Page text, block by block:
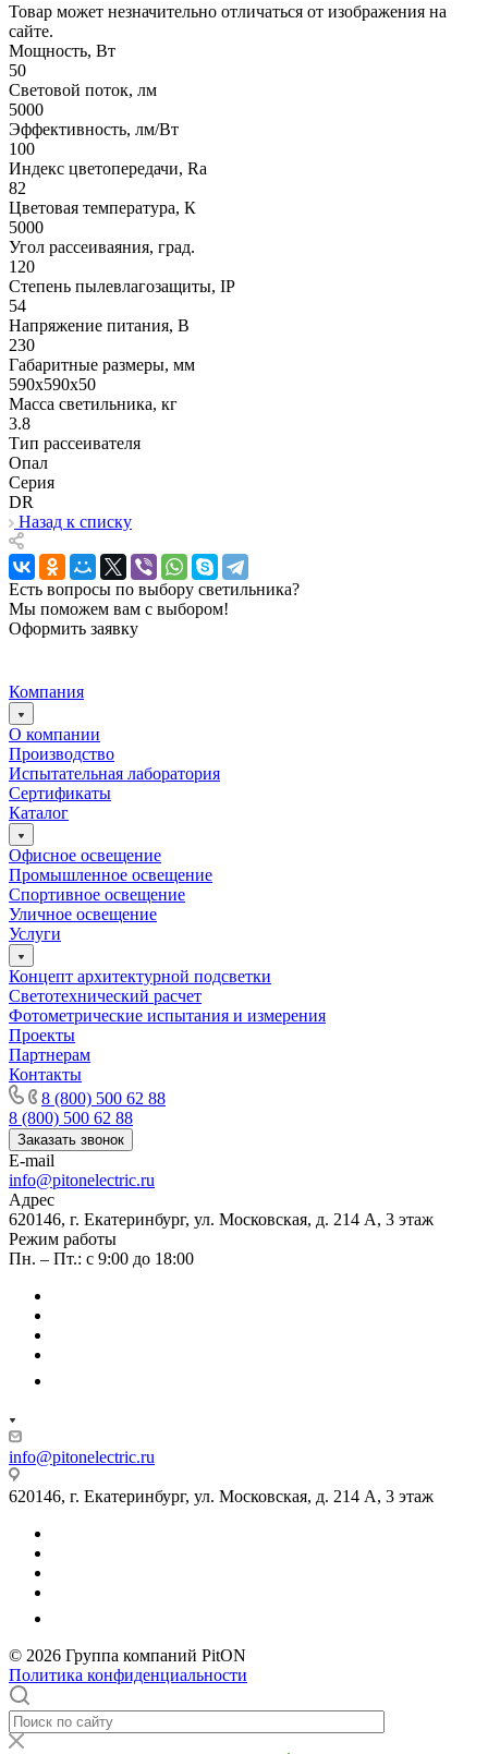
Товар может незначительно отличаться от изображения на
сайте.
Мощность, Вт
50
Световой поток, лм
5000
Эффективность, лм/Вт
100
Индекс цветопередачи, Ra
82
Цветовая температура, К
5000
Угол рассеиваяния, град.
120
Степень пылевлагозащиты, IP
54
Напряжение питания, В
230
Габаритные размеры, мм
590х590x50
Масса светильника, кг
3.8
Тип рассеивателя
Опал
Серия
DR
Назад к списку
Есть вопросы по выбору светильника?
Мы поможем вам с выбором!
Оформить заявку
Компания
О компании
Производство
Испытательная лаборатория
Сертификаты
Каталог
Офисное освещение
Промышленное освещение
Спортивное освещение
Уличное освещение
Услуги
Концепт архитектурной подсветки
Светотехнический расчет
Фотометрические испытания и измерения
Проекты
Партнерам
Контакты
8 (800) 500 62 88
8 (800) 500 62 88
Заказать звонок
E-mail
info@pitonelectric.ru
Адрес
620146, г. Екатеринбург, ул. Московская, д. 214 А, 3 этаж
Режим работы
Пн. – Пт.: с 9:00 до 18:00
info@pitonelectric.ru
620146, г. Екатеринбург, ул. Московская, д. 214 А, 3 этаж
© 2026 Группа компаний PitON
Политика конфиденциальности